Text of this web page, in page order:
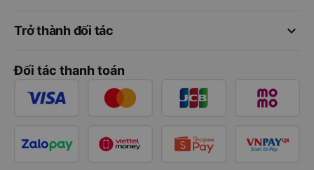
keyboard_arrow_down
Trở thành đối tác
Đối tác thanh toán